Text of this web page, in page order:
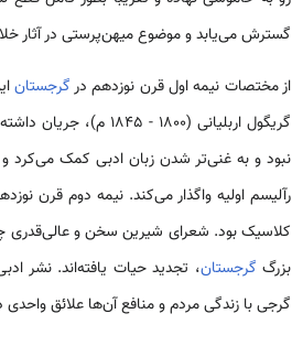
گسترش می‌یابد و موضوع میهن‌پرستی در آثار
از مختصات نیمه اول قرن نوزدهم درگرجستان
گریگول اربلیانی (1800 - 1845 م)، جریان داشته است. (1883 -)، نیکولوز باراتاشویلی (1817 -)رمانتیسم
نبود و به غنی‌تر شدن زبان ادبی کمک می‌کرد و
رآلیسم اولیه واگذار می‌کند. نیمه دوم قرن
کلاسیک بود. شعرای شیرین سخن و عالی‌قدری
بزرگ گرجستان، تجدید حیات یافته‌اند. نشر
گرجی با زندگی مردم و منافع آن‌ها علائق